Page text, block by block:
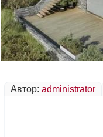
Автор: administrator